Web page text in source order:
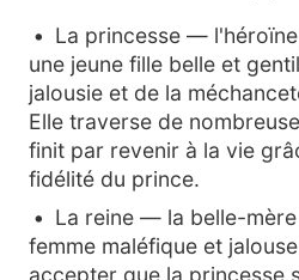
La princesse —
une jeune fille belle et
jalousie et de la
Elle traverse de
finit par revenir à la vie
fidélité du prince.
La reine — la belle-
femme maléfique et
accepter que la princesse